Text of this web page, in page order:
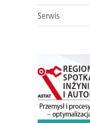
Serwis